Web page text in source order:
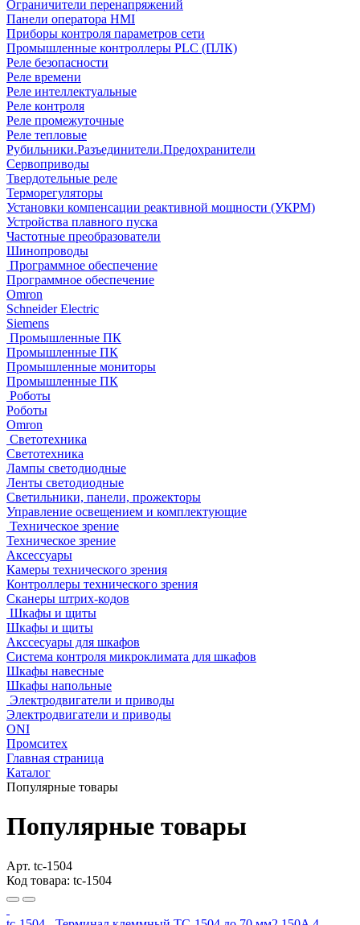
Ограничители перенапряжений
Панели оператора HMI
Приборы контроля параметров сети
Промышленные контроллеры PLC (ПЛК)
Реле безопасности
Реле времени
Реле интеллектуальные
Реле контроля
Реле промежуточные
Реле тепловые
Рубильники.Разъединители.Предохранители
Сервоприводы
Твердотельные реле
Терморегуляторы
Установки компенсации реактивной мощности (УКРМ)
Устройства плавного пуска
Частотные преобразователи
Шинопроводы
Программное обеспечение
Программное обеспечение
Omron
Schneider Electric
Siemens
Промышленные ПК
Промышленные ПК
Промышленные мониторы
Промышленные ПК
Роботы
Роботы
Omron
Светотехника
Светотехника
Лампы светодиодные
Ленты светодиодные
Светильники, панели, прожекторы
Управление освещением и комплектующие
Техническое зрение
Техническое зрение
Аксессуары
Камеры технического зрения
Контроллеры технического зрения
Сканеры штрих-кодов
Шкафы и щиты
Шкафы и щиты
Акссесуары для шкафов
Система контроля микроклимата для шкафов
Шкафы навесные
Шкафы напольные
Электродвигатели и приводы
Электродвигатели и приводы
ONI
Промситех
Главная страница
Каталог
Популярные товары
Популярные товары
Арт. tc-1504
Код товара: tc-1504